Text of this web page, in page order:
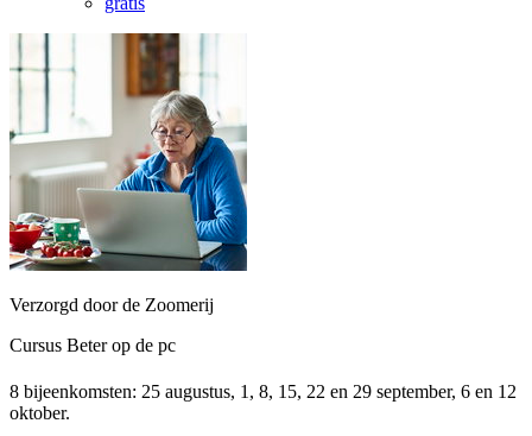
Verzorgd door de Zoomerij
Cursus Beter op de pc
8 bijeenkomsten: 25 augustus, 1, 8, 15, 22 en 29 september, 6 en 12
oktober.